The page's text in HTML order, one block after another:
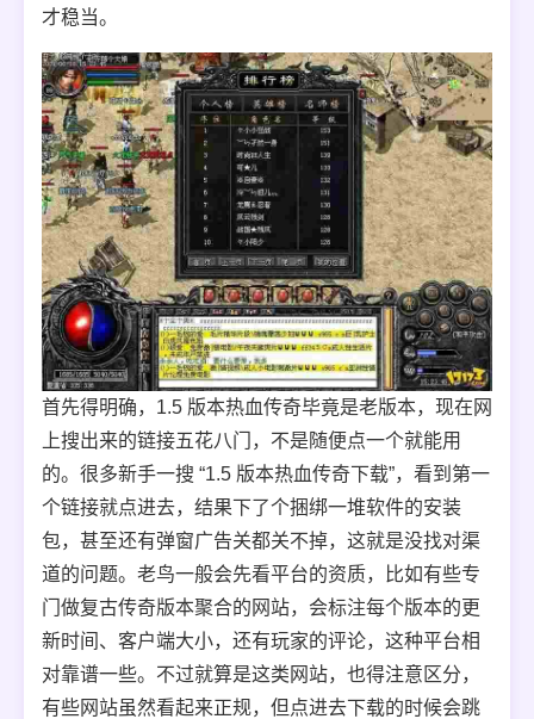
才稳当。
首先得明确，1.5 版本热血传奇毕竟是老版本，现在网
上搜出来的链接五花八门，不是随便点一个就能用
的。很多新手一搜 “1.5 版本热血传奇下载”，看到第一
个链接就点进去，结果下了个捆绑一堆软件的安装
包，甚至还有弹窗广告关都关不掉，这就是没找对渠
道的问题。老鸟一般会先看平台的资质，比如有些专
门做复古传奇版本聚合的网站，会标注每个版本的更
新时间、客户端大小，还有玩家的评论，这种平台相
对靠谱一些。不过就算是这类网站，也得注意区分，
有些网站虽然看起来正规，但点进去下载的时候会跳